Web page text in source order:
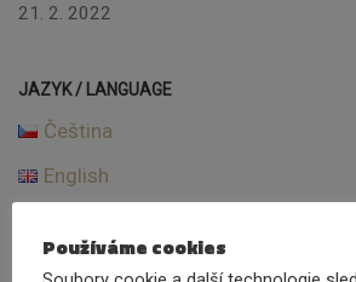
21. 2. 2022
JAZYK / LANGUAGE
Čeština
English
Používáme cookies